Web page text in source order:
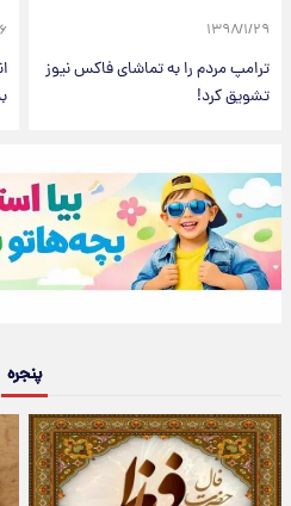
۱۳۹۸/۱/۲۹
ترامپ مردم را به تماشای فاکس نیوز
تشویق کرد!
پنجره